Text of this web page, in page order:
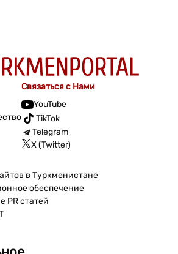
Связаться с Нами
YouTube
TikTok
Telegram
X (Twitter)
в Туркменистане
обеспечение
PR статей